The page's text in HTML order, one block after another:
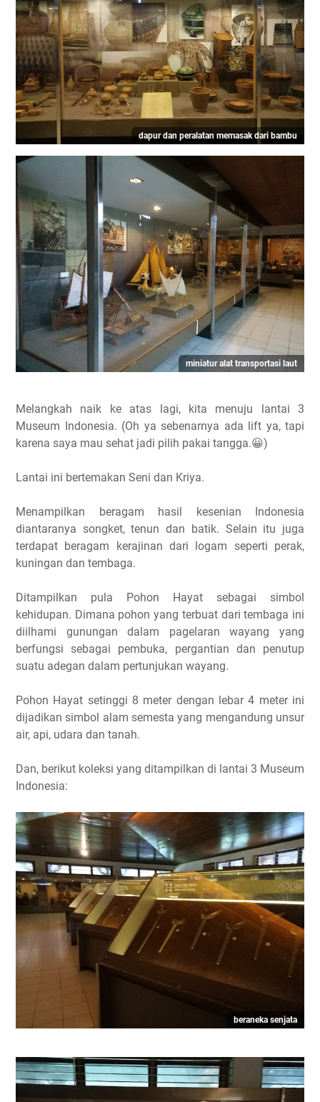
dapur dan peralatan memasak dari bambu
miniatur alat transportasi laut
Melangkah naik ke atas lagi, kita menuju lantai 3
Museum Indonesia. (Oh ya sebenarnya ada lift ya, tapi
karena saya mau sehat jadi pilih pakai tangga.😀)
Lantai ini bertemakan Seni dan Kriya.
Menampilkan beragam hasil kesenian Indonesia
diantaranya songket, tenun dan batik. Selain itu juga
terdapat beragam kerajinan dari logam seperti perak,
kuningan dan tembaga.
Ditampilkan pula Pohon Hayat sebagai simbol
kehidupan. Dimana pohon yang terbuat dari tembaga ini
diilhami gunungan dalam pagelaran wayang yang
berfungsi sebagai pembuka, pergantian dan penutup
suatu adegan dalam pertunjukan wayang.
Pohon Hayat setinggi 8 meter dengan lebar 4 meter ini
dijadikan simbol alam semesta yang mengandung unsur
air, api, udara dan tanah.
Dan, berikut koleksi yang ditampilkan di lantai 3 Museum
Indonesia:
beraneka senjata